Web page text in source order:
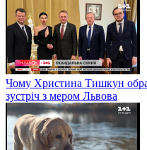
Чому Христина Тишкун
зустріч з мером Львова